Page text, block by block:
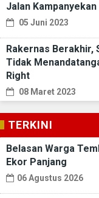
Jalan
05 Juni 2023
Rakernas Berakhir,
Tidak
Right
08 Maret 2023
TERKINI
Belasan Warga
Ekor Panjang
06 Agustus 2026